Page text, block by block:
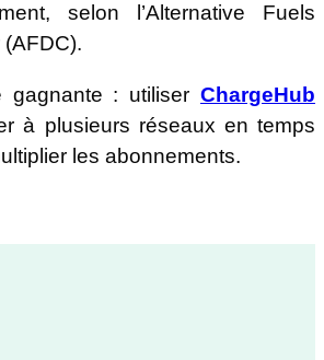
selon l’Alternative Fuels
gagnante : utiliser ChargeHub
à plusieurs réseaux en temps
les abonnements.